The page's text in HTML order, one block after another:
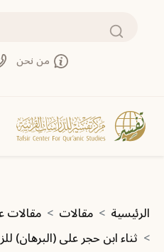
بحث
من نحن
مسار التنقل
الرئيسية مقالات
مقالات
ثناء ابن حجر على (البرهان)